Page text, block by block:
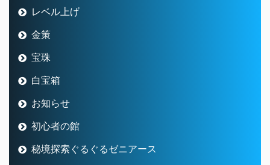
レベル上げ
金策
宝珠
白宝箱
お知らせ
初心者の館
秘境探索ぐるぐるゼニアース